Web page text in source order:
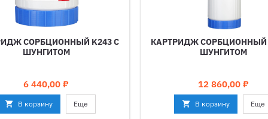
СОРБЦИОННЫЙ K243 С
ШУНГИТОМ
Цена
6 440,00 ₽
 В корзину Еще
КАРТРИДЖ СОРБЦИОННЫЙ
ШУНГИТОМ
Цена
12 860,00 ₽
 В корзину Еще